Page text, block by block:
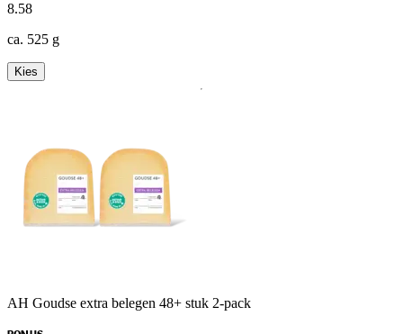
8.58
ca. 525 g
Kies
AH Goudse extra belegen 48+ stuk 2-pack